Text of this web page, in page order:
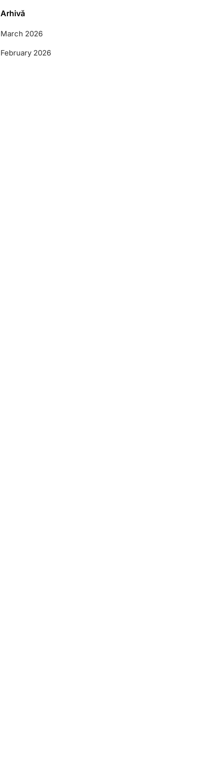
Arhivă
March 2026
February 2026